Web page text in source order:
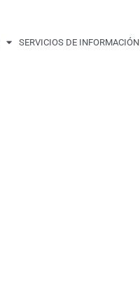
SERVICIOS DE INFORMACIÓN